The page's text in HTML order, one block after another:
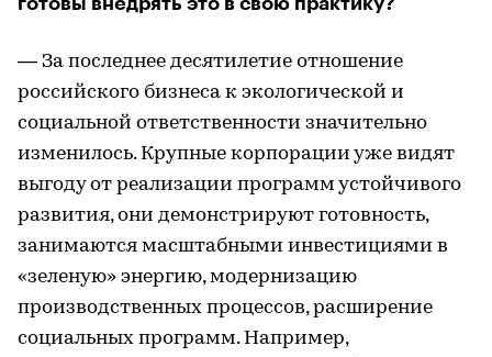
— За последнее десятилетие отношение
российского бизнеса к экологической и
социальной ответственности значительно
изменилось. Крупные корпорации уже видят
выгоду от реализации программ устойчивого
развития, они демонстрируют готовность,
занимаются масштабными инвестициями в
«зеленую» энергию, модернизацию
производственных процессов, расширение
социальных программ. Например,